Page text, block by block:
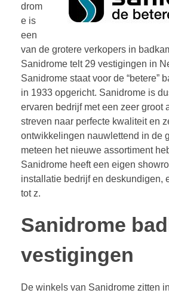
drom
e is
een
van de grotere verkopers in
Sanidrome telt 29 vestigingen in
Sanidrome staat voor de “betere”
in 1933 opgericht. Sanidrome is
ervaren bedrijf met een zeer groot
streven naar perfecte kwaliteit en
ontwikkelingen nauwlettend in de
meteen het nieuwe assortiment
Sanidrome heeft een eigen
installatie bedrijf en deskundigen,
tot z.
Sanidrome
vestigingen
De winkels van Sanidrome zitten